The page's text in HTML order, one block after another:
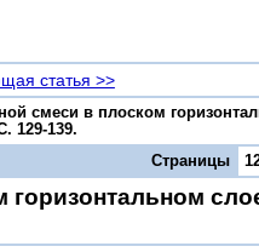
статья >>
смеси в плоском
129-139.
Страницы
горизонтальном